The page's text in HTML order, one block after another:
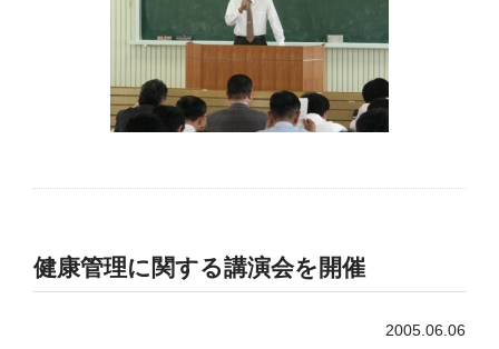
健康管理に関する講演会を開催
2005.06.06